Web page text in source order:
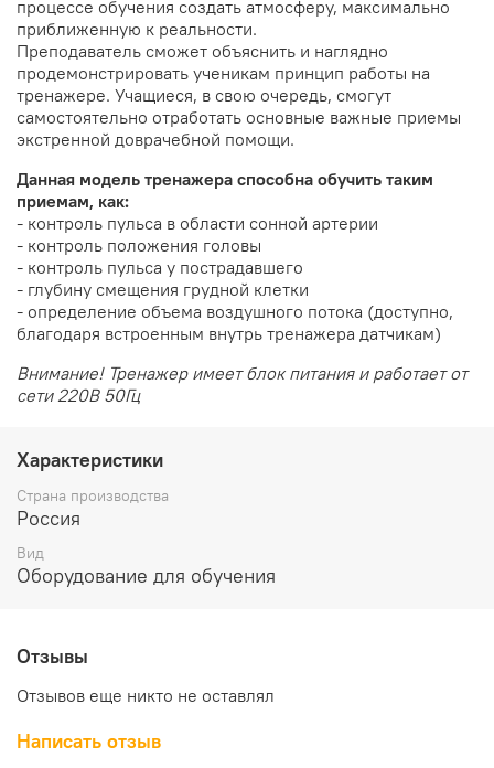
процессе обучения создать атмосферу, максимально
приближенную к реальности.
Преподаватель сможет объяснить и наглядно
продемонстрировать ученикам принцип работы на
тренажере. Учащиеся, в свою очередь, смогут
самостоятельно отработать основные важные приемы
экстренной доврачебной помощи.
Данная модель тренажера способна обучить таким
приемам, как:
- контроль пульса в области сонной артерии
- контроль положения головы
- контроль пульса у пострадавшего
- глубину смещения грудной клетки
- определение объема воздушного потока (доступно,
благодаря встроенным внутрь тренажера датчикам)
Внимание! Тренажер имеет блок питания и работает от
сети 220В 50Гц
Характеристики
Страна производства
Россия
Вид
Оборудование для обучения
Отзывы
Отзывов еще никто не оставлял
Написать отзыв